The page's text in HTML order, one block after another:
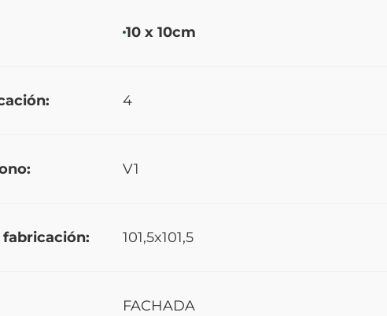
10 x 10cm
4
V1
101,5x101,5
FACHADA